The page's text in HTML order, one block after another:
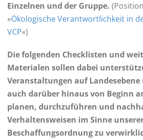
Einzelnen und der Gruppe.
»Ökologische Verantwortlichkeit in
VCP«)
Die folgenden Checklisten und
Materialen sollen dabei
Veranstaltungen auf
auch darüber hinaus von Beginn
planen, durchzuführen und
Verhaltensweisen im Sinne
Beschaffungsordnung zu